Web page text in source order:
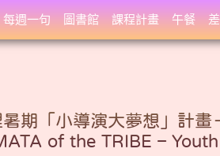
期「小導演大夢想」計
of the TRIBE –
每週一句 圖書館 課程計畫 午餐